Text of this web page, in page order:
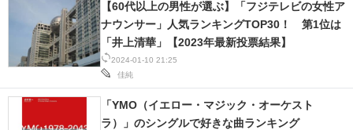
製造業のIT導入・活用を支援
モノづくり技術者専門サイト
電子設計の基本と応用
2024-01-10 21:25
佳純
【60代以上の男性が選ぶ】「フジテレビの女性ア
ナウンサー」人気ランキングTOP30！ 第1位は
「井上清華」【2023年最新投票結果】
「YMO（イエロー・マジック・オーケスト
ラ）」のシングルで好きな曲ランキング